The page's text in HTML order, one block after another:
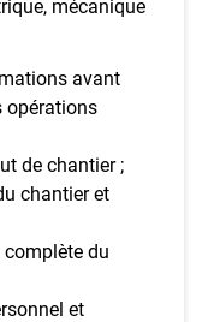
mécanique
avant
opérations
de chantier ;
chantier et
du
et